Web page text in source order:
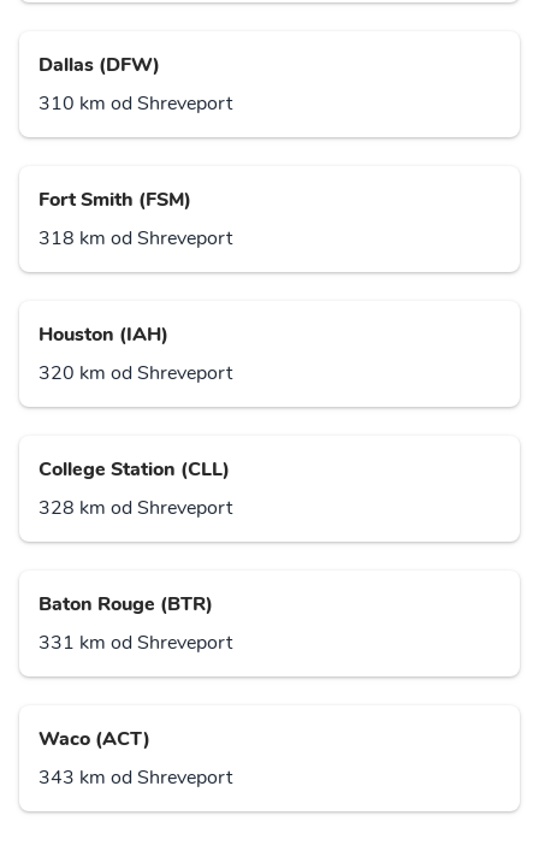
Dallas (DFW)
310 km od Shreveport
Fort Smith (FSM)
318 km od Shreveport
Houston (IAH)
320 km od Shreveport
College Station (CLL)
328 km od Shreveport
Baton Rouge (BTR)
331 km od Shreveport
Waco (ACT)
343 km od Shreveport